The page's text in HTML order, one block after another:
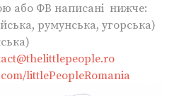
або ФВ написані нижче:
румунська, угорська)
littlePeopleRomania